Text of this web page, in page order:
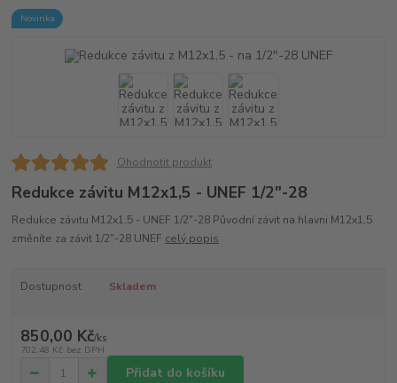
Novinka
Ohodnotit produkt
Redukce závitu M12x1,5 - UNEF 1/2"-28
Redukce závitu M12x1,5 - UNEF 1/2"-28 Původní závit na hlavni M12x1,5
změníte za závit 1/2"-28 UNEF celý popis
Dostupnost Skladem
850,00 Kč/ks
702,48 Kč bez DPH
Přidat do košíku